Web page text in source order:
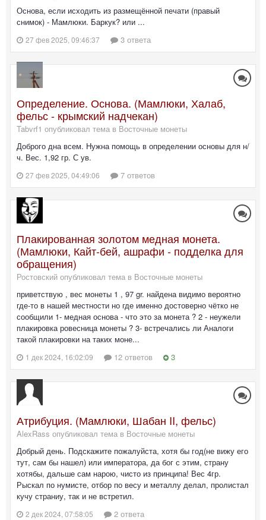
Основа, если исходить из размещённой печати (правый
снимок) - Мамлюки. Баркук? или ...
27 фев 2025, 09:46:37 3 ответа
Определение. Основа. (Мамлюки, Халаб,
фельс - крымский надчекан)
Tabvrf1 опубликовал тема в Восточные монеты
Доброго дна всем. Нужна помощь в определении основы для н/
ч. Вес. 1,92 гр. С ув.
27 фев 2025, 04:49:06 7 ответов
Плакированная золотом медная монета.
(Мамлюки, Кайт-бей, ашрафи - подделка для
обращения)
Ростовский опубликовал тема в Восточные монеты
приветствую , вес монеты 1 , 97 gr. найдена видимо вероятно
где-то в нашей местности но где именно достоверно чётко не
сообщили 1- медная основа - что это за монета ? 2 - неужели
плакировка ровесница монеты ? 3- встречались ли Аналоги
такой плакировки на таких моне...
1 дек 2024, 16:02:09 12 ответов 3
Атрибуция. (Мамлюки, Шабан II, фельс)
AlexRass опубликовал тема в Восточные монеты
Добрый день. Подскажите пожалуйста, хотя бы год(не вижу его
тут, сам бы нашел) или императора, да бог с этим, страну
хотябы, дальше сам нарою, чисто из принципа! Вес 4гр.
Рыскал по нумисте, отбор по весу и металлу делал, пролистал
кучу страниу, так и не встретил.
2 дек 2024, 07:58:05 2 ответа